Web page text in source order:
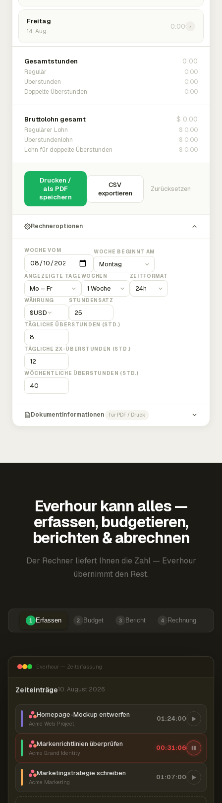
Freitag
14. Aug.
0:00 ›
Gesamtstunden 0:00
Regulär 0:00
Überstunden 0:00
Doppelte Überstunden 0:00
Bruttolohn gesamt $ 0.00
Regulärer Lohn $ 0.00
Überstundenlohn $ 0.00
Lohn für doppelte Überstunden $ 0.00
Drucken /
als PDF
speichern
CSV
exportieren
Zurücksetzen
Rechneroptionen
WOCHE VOM WOCHE BEGINNT AM
ANGEZEIGTE TAGEWOCHEN ZEITFORMAT
WÄHRUNG
$USD
STUNDENSATZ
TÄGLICHE ÜBERSTUNDEN (STD.)
TÄGLICHE 2X-ÜBERSTUNDEN (STD.)
WÖCHENTLICHE ÜBERSTUNDEN (STD.)
Dokumentinformationen für PDF / Druck
Everhour kann alles —
erfassen, budgetieren,
berichten & abrechnen
Der Rechner liefert Ihnen die Zahl — Everhour
übernimmt den Rest.
1 Erfassen 2 Budget 3 Bericht 4 Rechnung
Everhour — Zeiterfassung
Zeiteinträge10. August 2026
Homepage-Mockup entwerfen
Acme Web Project
01:24:00
Markenrichtlinien überprüfen
Acme Brand Identity
00:31:07
Marketingstrategie schreiben
Acme Marketing
01:07:00